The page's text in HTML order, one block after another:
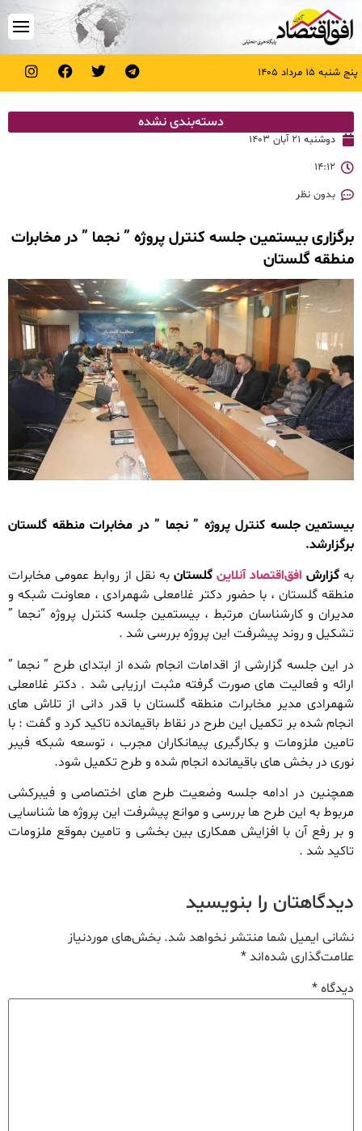
پنج شنبه ۱۵ مرداد ۱۴۰۵
دسته‌بندی نشده
دوشنبه ۲۱ آبان ۱۴۰۳
۱۴:۱۲
بدون نظر
برگزاری بیستمین جلسه کنترل پروژه ” نجما ” در مخابرات
منطقه گلستان
بیستمین جلسه کنترل پروژه ” نجما ” در مخابرات منطقه گلستان
برگزارشد.
به گزارش افق‌اقتصاد آنلاین گلستان به نقل از روابط عمومی مخابرات
منطقه گلستان ، با حضور دکتر غلامعلی شهمرادی ، معاونت شبکه و
مدیران و کارشناسان مرتبط ، بیستمین جلسه کنترل پروژه “نجما ”
تشکیل و روند پیشرفت این پروژه بررسی شد .
در این جلسه گزارشی از اقدامات انجام شده از ابتدای طرح ” نجما ”
ارائه و فعالیت های صورت گرفته مثبت ارزیابی شد . دکتر غلامعلی
شهمرادی مدیر مخابرات منطقه گلستان با قدر دانی از تلاش های
انجام شده بر تکمیل این طرح در نقاط باقیمانده تاکید کرد و گفت : با
تامین ملزومات و بکارگیری پیمانکاران مجرب ، توسعه شبکه فیبر
نوری در بخش های باقیمانده انجام شده و طرح تکمیل شود.
همچنین در ادامه جلسه وضعیت طرح های اختصاصی و فیبرکشی
مربوط به این طرح ها بررسی و موانع پیشرفت این پروژه ها شناسایی
و بر رفع آن با افزایش همکاری بین بخشی و تامین بموقع ملزومات
تاکید شد .
دیدگاهتان را بنویسید
نشانی ایمیل شما منتشر نخواهد شد. بخش‌های موردنیاز
علامت‌گذاری شده‌اند*
دیدگاه*